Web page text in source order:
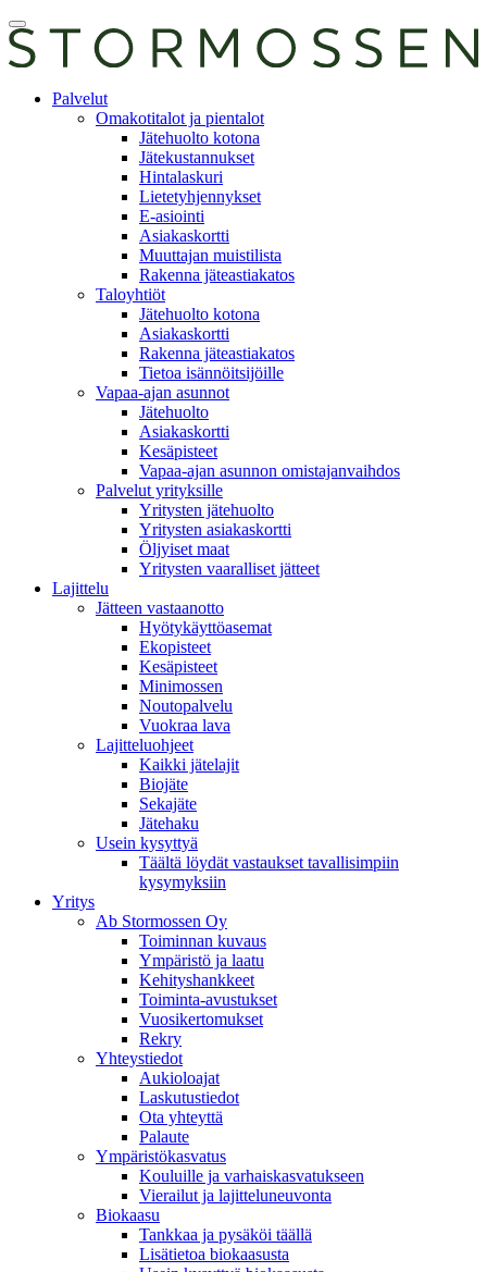
Skip
to
content
Avaa
päävalikko
asiointiPalvelut
Omakotitalot ja pientalot
Jätehuolto kotona
Jätekustannukset
Hintalaskuri
Lietetyhjennykset
E-asiointi
Asiakaskortti
Muuttajan muistilista
Rakenna jäteastiakatos
Taloyhtiöt
Jätehuolto kotona
Asiakaskortti
Rakenna jäteastiakatos
Tietoa isännöitsijöille
Vapaa-ajan asunnot
Jätehuolto
Asiakaskortti
Kesäpisteet
Vapaa-ajan asunnon omistajanvaihdos
Palvelut yrityksille
Yritysten jätehuolto
Yritysten asiakaskortti
Öljyiset maat
Yritysten vaaralliset jätteet
Lajittelu
Jätteen vastaanotto
Hyötykäyttöasemat
Ekopisteet
Kesäpisteet
Minimossen
Noutopalvelu
Vuokraa lava
Lajitteluohjeet
Kaikki jätelajit
Biojäte
Sekajäte
Jätehaku
Usein kysyttyä
Täältä löydät vastaukset tavallisimpiin
kysymyksiin
Yritys
Ab Stormossen Oy
Toiminnan kuvaus
Ympäristö ja laatu
Kehityshankkeet
Toiminta-avustukset
Vuosikertomukset
Rekry
Yhteystiedot
Aukioloajat
Laskutustiedot
Ota yhteyttä
Palaute
Ympäristökasvatus
Kouluille ja varhaiskasvatukseen
Vierailut ja lajitteluneuvonta
Biokaasu
Tankkaa ja pysäköi täällä
Lisätietoa biokaasusta